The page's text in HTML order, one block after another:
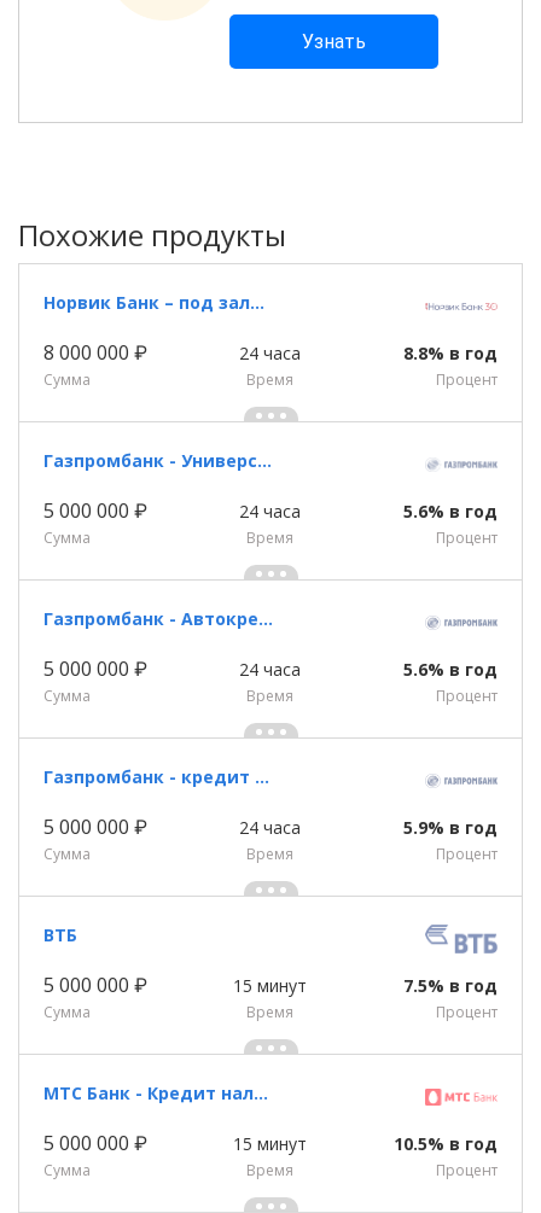
Похожие продукты
Норвик Банк – под залог недвижимости
8 000 000 ₽
Сумма
24 часа
Время
8.8% в год
Процент
Газпромбанк - Универсальный кредит
5 000 000 ₽
Сумма
24 часа
Время
5.6% в год
Процент
Газпромбанк - Автокредит
5 000 000 ₽
Сумма
24 часа
Время
5.6% в год
Процент
Газпромбанк - кредит наличными
5 000 000 ₽
Сумма
24 часа
Время
5.9% в год
Процент
ВТБ
5 000 000 ₽
Сумма
15 минут
Время
7.5% в год
Процент
МТС Банк - Кредит наличными
5 000 000 ₽
Сумма
15 минут
Время
10.5% в год
Процент